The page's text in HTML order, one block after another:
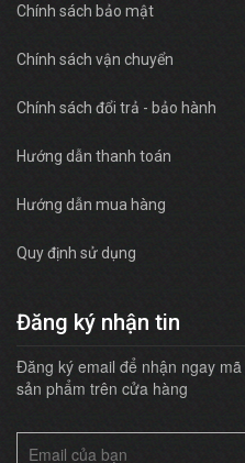
Chính sách bảo mật
Chính sách vận chuyển
Chính sách đổi trả - bảo hành
Hướng dẫn thanh toán
Hướng dẫn mua hàng
Quy định sử dụng
Đăng ký nhận tin
Đăng ký email để nhận ngay
sản phẩm trên cửa hàng